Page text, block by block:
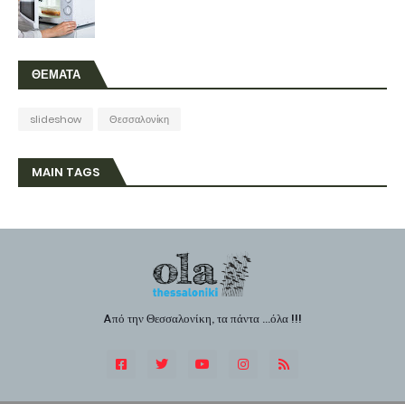
ΘΕΜΑΤΑ
slideshow Θεσσαλονίκη
MAIN TAGS
Aπό την Θεσσαλονίκη, τα πάντα ...όλα !!!